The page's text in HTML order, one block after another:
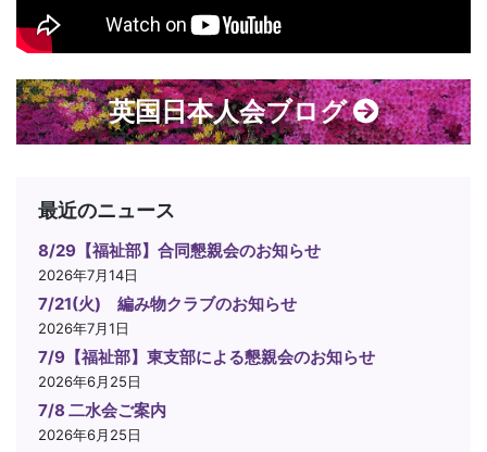
英国日本人会ブログ
最近のニュース
8/29【福祉部】合同懇親会のお知らせ
2026年7月14日
7/21(火) 編み物クラブのお知らせ
2026年7月1日
7/9【福祉部】東支部による懇親会のお知らせ
2026年6月25日
7/8 二水会ご案内
2026年6月25日